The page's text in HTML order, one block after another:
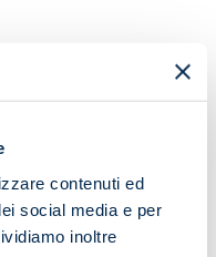
contenuti ed
social media e per
inoltre
una preparazione
didattico – sia
da un lato le
e allarme incendio e
di manutenzione, alla
vigente.